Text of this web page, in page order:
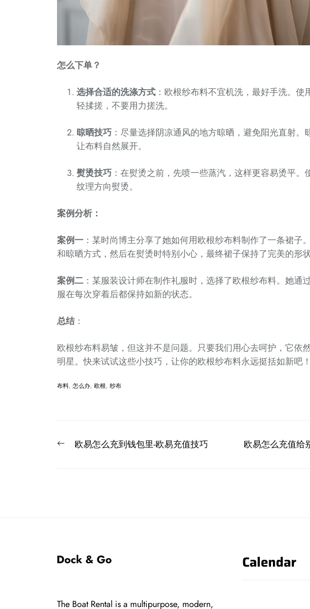
怎么下单？
选择合适的洗涤方式 ：欧根纱布料不宜机洗，最好手洗。
轻揉搓，不要用力搓洗。
晾晒技巧 ：尽量选择阴凉通风的地方晾晒，避免阳光直射。
让布料自然展开。
熨烫技巧 ：在熨烫之前，先喷一些蒸汽，这样更容易烫平
纹理方向熨烫。
案例分析：
案例一 ：某时尚博主分享了她如何用欧根纱布料制作了一条裙子
和晾晒方式，然后在熨烫时特别小心，最终裙子保持了完美的形状
案例二 ：某服装设计师在制作礼服时，选择了欧根纱布料。她通
服在每次穿着后都保持如新的状态。
总结：
欧根纱布料易皱，但这并不是问题。只要我们用心去呵护，它依
明星。快来试试这些小技巧，让你的欧根纱布料永远挺括如新吧！
布料, 怎么办, 欧根, 纱布
文
Previous欧易怎么充到钱包里-欧易充值技巧 欧易怎么充值给
The Boat Rental is a multipurpose, modern,
Calendar